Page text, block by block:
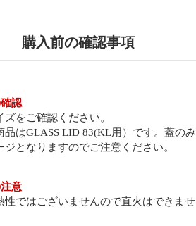
購入前の確認事項
認
ズをご確認ください。
品はGLASS LID 83(KL用）です。蓋のみ
ジとなりますのでご注意ください。
意
性ではございませんので直火はできませ